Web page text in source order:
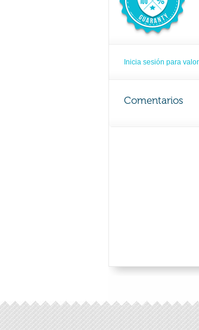
Inicia sesión para
Comentarios